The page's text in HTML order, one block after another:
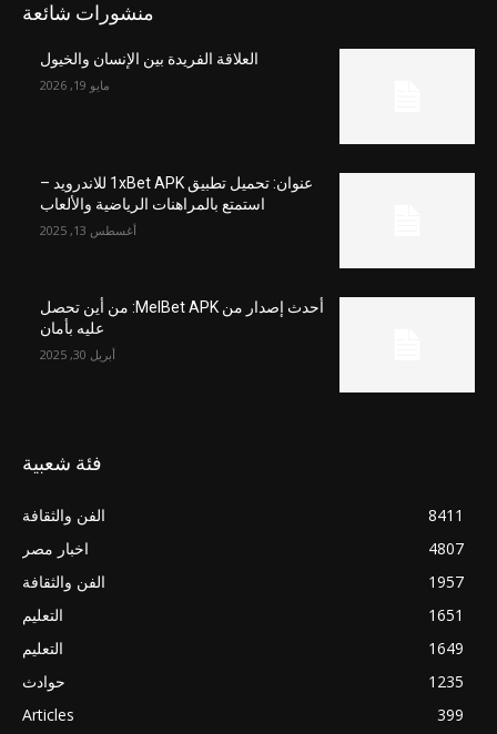
منشورات شائعة
العلاقة الفريدة بين الإنسان والخيول
مايو 19, 2026
عنوان: تحميل تطبيق 1xBet APK للاندرويد –
استمتع بالمراهنات الرياضية والألعاب
أغسطس 13, 2025
أحدث إصدار من MelBet APK: من أين تحصل
عليه بأمان
أبريل 30, 2025
فئة شعبية
الفن والثقافة
8411
اخبار مصر
4807
الفن والثقافة
1957
التعليم
1651
التعليم
1649
حوادث
1235
Articles
399